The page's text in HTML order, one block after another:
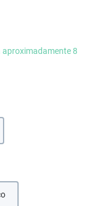
aproximadamente 8
en este momento.)